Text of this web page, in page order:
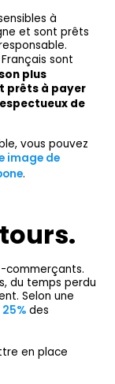
à
et sont prêts
sont
plus
prêts à payer
de
vous pouvez
image de
.
commerçants.
du temps perdu
Selon une
25% des
en place